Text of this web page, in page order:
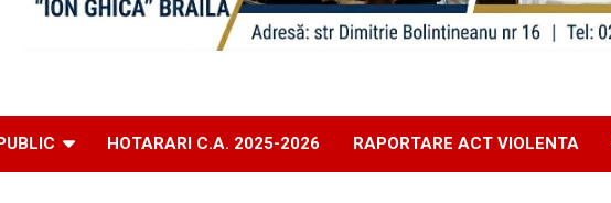
HOTARARI C.A. 2025-2026 RAPORTARE ACT VIOLENTA